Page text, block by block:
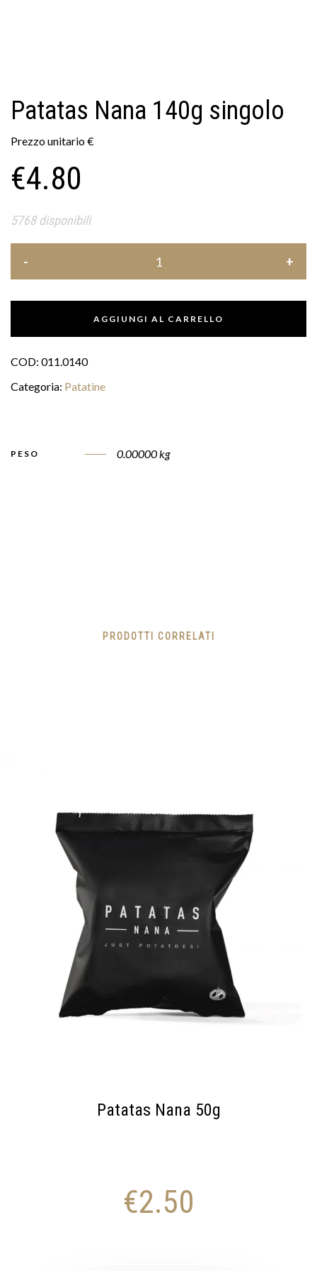
Patatas Nana 140g singolo
Prezzo unitario€
€4.80
5768 disponibili
AGGIUNGI AL CARRELLO
COD: 011.0140
Categoria: Patatine
PESO 0.00000 kg
PRODOTTI CORRELATI
Patatas Nana 50g
€2.50